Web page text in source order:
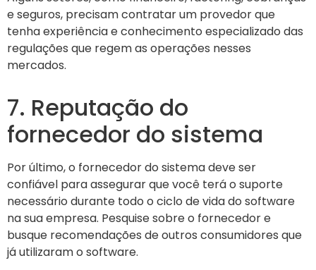
e seguros, precisam contratar um provedor que
tenha experiência e conhecimento especializado das
regulações que regem as operações nesses
mercados.
7. Reputação do
fornecedor do sistema
Por último, o fornecedor do sistema deve ser
confiável para assegurar que você terá o suporte
necessário durante todo o ciclo de vida do software
na sua empresa. Pesquise sobre o fornecedor e
busque recomendações de outros consumidores que
já utilizaram o software.